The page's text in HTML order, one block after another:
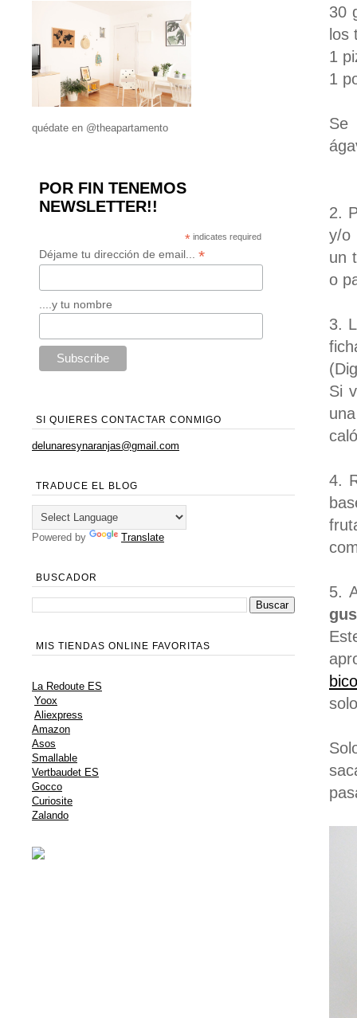
30
los
1
1
Se
2.
y/o
un
o
3.
Si
4.
5.
quédate en @theapartamento
POR FIN TENEMOS
NEWSLETTER!!
* indicates required
Déjame tu dirección de email... *
....y tu nombre
SI QUIERES CONTACTAR CONMIGO
delunaresynaranjas@gmail.com
TRADUCE EL BLOG
Powered by Translate
BUSCADOR
MIS TIENDAS ONLINE FAVORITAS
La Redoute ES
Yoox
Aliexpress
Amazon
Asos
Smallable
Vertbaudet ES
Gocco
Curiosite
Zalando